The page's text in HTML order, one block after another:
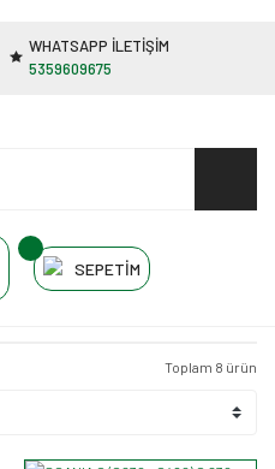
WHATSAPP İLETİŞİM
5359609675
SEPETİM
Toplam 8 ürün